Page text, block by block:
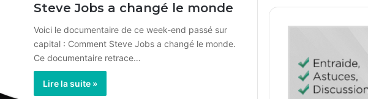
Steve Jobs a changé le monde
Voici le documentaire de ce week-end passé sur
capital : Comment Steve Jobs a changé le monde.
Ce documentaire retrace…
Lire la suite »